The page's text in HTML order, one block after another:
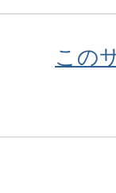
この